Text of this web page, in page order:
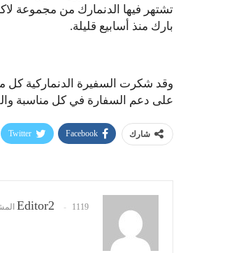
بارك منذ أسابيع قليلة.
وقد شكرت السفيرة الدنماركية كل
على دعم السفارة في كل مناسبة
شارك Facebook
Twitter
Editor2 1119 المشاركات